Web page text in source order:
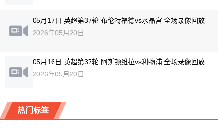
05月17日 英超第37轮 布伦特福德vs水晶宫 全场录像回放
2026年05月20日
05月16日 英超第37轮 阿斯顿维拉vs利物浦 全场录像回放
2026年05月20日
热门标签